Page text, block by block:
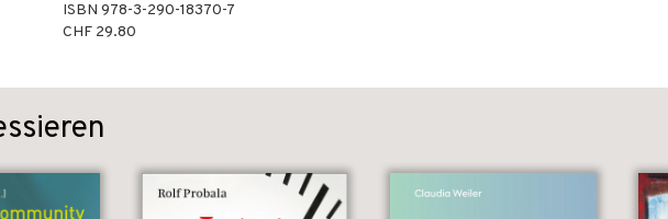
ISBN 978-3-290-18370-7
CHF 29.80